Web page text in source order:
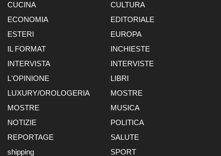
CUCINA
CULTURA
ECONOMIA
EDITORIALE
ESTERI
EUROPA
IL FORMAT
INCHIESTE
INTERVISTA
INTERVISTE
L'OPINIONE
LIBRI
LUXURY/OROLOGERIA
MOSTRE
MOSTRE
MUSICA
NOTIZIE
POLITICA
REPORTAGE
SALUTE
shipping
SPORT